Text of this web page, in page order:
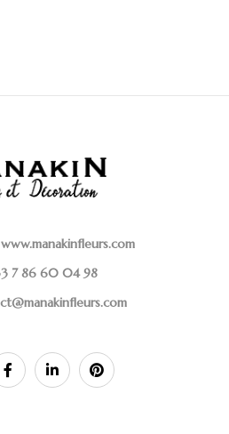
www.manakinfleurs.com
7 86 60 04 98